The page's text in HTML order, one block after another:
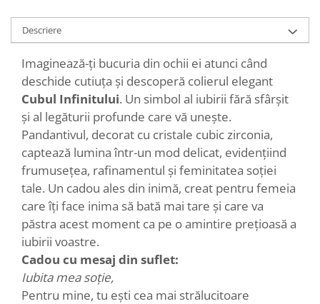
Descriere
Imaginează-ți bucuria din ochii ei atunci când
deschide cutiuța și descoperă colierul elegant
Cubul Infinitului. Un simbol al iubirii fără sfârșit
și al legăturii profunde care vă unește.
Pandantivul, decorat cu cristale cubic zirconia,
captează lumina într-un mod delicat, evidențiind
frumusețea, rafinamentul și feminitatea soției
tale. Un cadou ales din inimă, creat pentru femeia
care îți face inima să bată mai tare și care va
păstra acest moment ca pe o amintire prețioasă a
iubirii voastre.
Cadou cu mesaj din suflet:
Iubita mea soție,
Pentru mine, tu ești cea mai strălucitoare